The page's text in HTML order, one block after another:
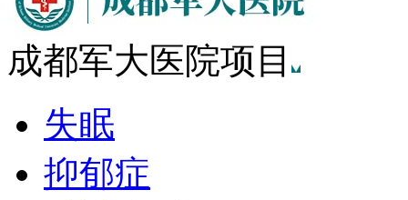
成都军大医院项目
失眠
抑郁症